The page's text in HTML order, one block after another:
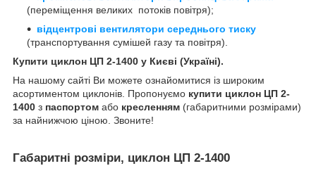
(переміщення великих потоків повітря);
відцентрові вентилятори середнього тиску
(транспортування сумішей газу та повітря).
Купити циклон ЦП 2-1400 у Києві (Україні).
На нашому сайті Ви можете ознайомитися із широким
асортиментом циклонів. Пропонуємо купити циклон ЦП 2-
1400 з паспортом або кресленням (габаритними розмірами)
за найнижчою ціною. Звоните!
Габаритні розміри, циклон ЦП 2-1400